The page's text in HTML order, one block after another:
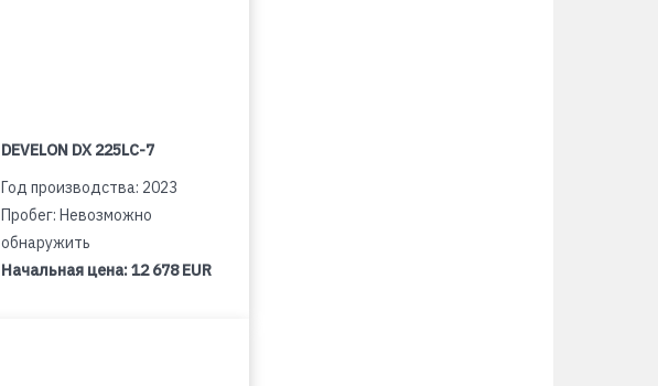
DEVELON DX 225LC-7
Год производства: 2023
Пробег: Невозможно
обнаружить
Начальная цена:12 678 EUR